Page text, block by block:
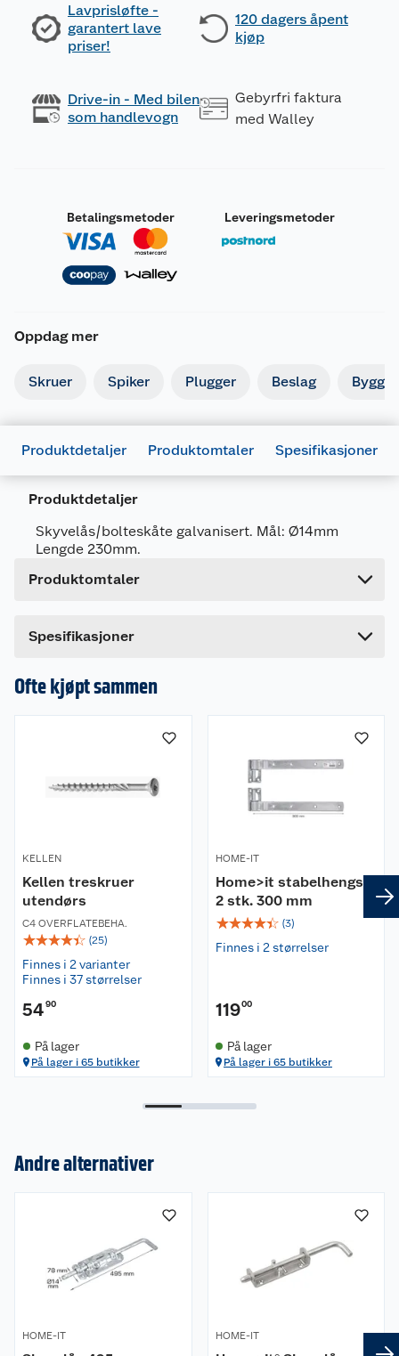
Lavprisløfte -
garantert lave
priser!
120 dagers åpent
kjøp
Drive-in - Med bilen
som handlevogn
Gebyrfri faktura
med Walley
Betalingsmetoder Leveringsmetoder
Oppdag mer
Skruer Spiker Plugger Beslag
Produktdetaljer Produktomtaler Spesifikasjoner
Produktdetaljer
Skyvelås/bolteskåte galvanisert. Mål: Ø14mm
Lengde 230mm.
Produktomtaler
Dette produktet har ikke fått noen omtale ennå.
en omtale.
Spesifikasjoner
Artikkelnummer
5708614205679
Forpakningsmål
Bruttovekt
0.68 kg
Høyde
Ofte kjøpt sammen
KELLEN
Kellen treskruer
utendørs
C4 OVERFLATEBEHA.
☆☆☆☆☆ (25)
Finnes i 2 varianter
Finnes i 37 størrelser
5490
På lager
På lager i 65 butikker
HOME-IT
Home>it stabelhengsel
2 stk. 300 mm
☆☆☆☆☆ (3)
Finnes i 2 størrelser
11900
På lager
På lager i 65 butikker
Andre alternativer
HOME-IT HOME-IT
Retur- og angrerett
Om oss
Våre merkevarer
Kjøpsvilkår
Hageinspirasjon